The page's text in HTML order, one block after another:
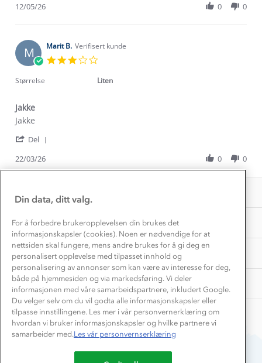
12
2026
grnser
Siv
on
12
May
12/05/26 0 0
M Marit B. Verifisert kunde
rating
Størrelse Liten
Jakke
Review
Marit
on
22
review
Jakke
Jakke
Del
by
on
Mar
2026
22/03/26 0 0
Kundeservice
Kontakt oss
Konkurransevinnere
Kundeklubb
Våre butikker
Bedrift, barnehage og SFO
OM OSS
Klima og miljø
Etisk handel
Inkludering
Materialer
Personvern
TIPS OG RÅD
Alt du trenger til Norgesferien
Dette trenger du til barnehagen
Gravidklær
Hvordan velge riktig turtøy?
EL-retur
Store størrelser
Turmat oppskrifter
Beredskap
AKTIVITETER
Få turinspirasjon og tips her⛰
Storms turtips🐿️
Leirskole 🥾
Barnehageansatt
Tips til hyttetur
Din data, ditt valg.
For å forbedre brukeropplevelsen din brukes det
informasjonskapsler (cookies). Noen er nødvendige for at
nettsiden skal fungere, mens andre brukes for å gi deg en
personalisert opplevelse med tilpasset innhold og
personalisering av annonser som kan være av interesse for deg,
både på hjemmesiden og via markedsføring. Vi deler
informasjonen med våre samarbeidspartnere, inkludert Google.
Du velger selv om du vil godta alle informasjonskapsler eller
tilpasse innstillingene. Les mer i vår personvernerklæring om
hvordan vi bruker informasjonskapsler og hvilke partnere vi
samarbeider med.Les vår personvernserklæring